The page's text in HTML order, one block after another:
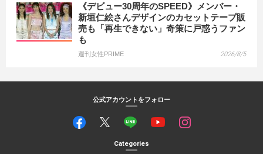
《デビュー30周年のSPEED》メンバー・
新垣仁絵さんデザインのカセットテープ販
売も「再生できない」奇策に戸惑うファン
も
週刊女性PRIME 2026/8/5
公式アカウントをフォロー
Categories